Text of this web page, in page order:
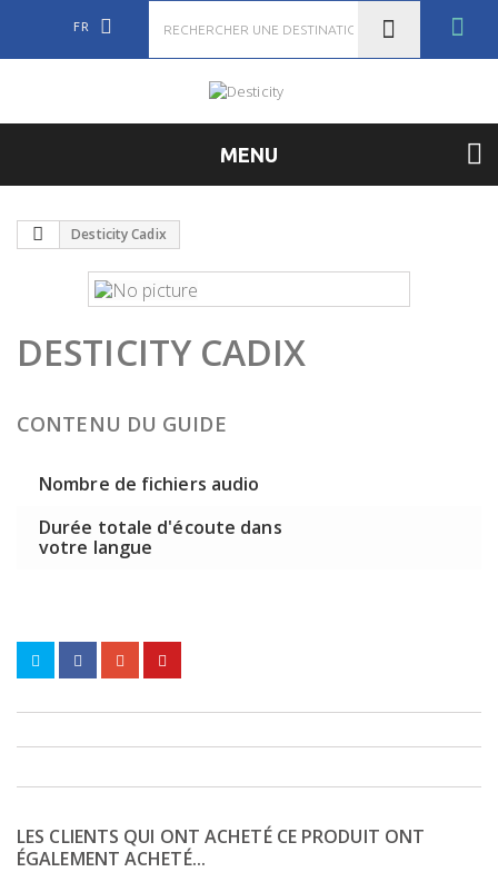
FR
MENU
Desticity Cadix
DESTICITY CADIX
CONTENU DU GUIDE
Nombre de fichiers audio
Durée totale d'écoute dans
votre langue
LES CLIENTS QUI ONT ACHETÉ CE PRODUIT ONT
ÉGALEMENT ACHETÉ...